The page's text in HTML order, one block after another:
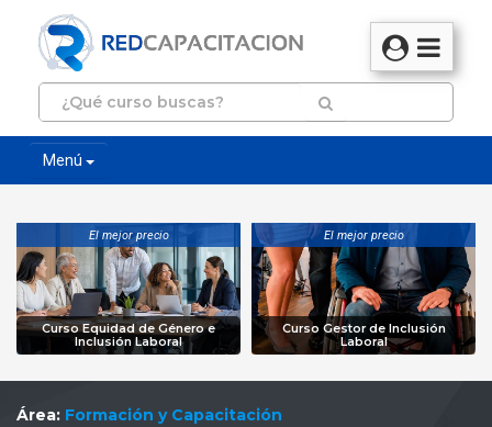
Menú
El mejor precio
Curso Equidad de Género e
Inclusión Laboral
El mejor precio
Curso Gestor de Inclusión
Laboral
Área: Formación y Capacitación